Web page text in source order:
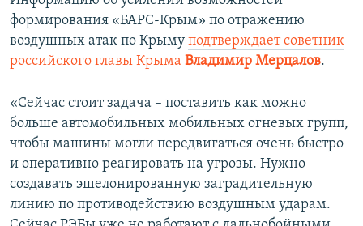
формирования «БАРС-Крым» по отражению
воздушных атак по Крыму подтверждает советник
российского главы Крыма Владимир Мерцалов.
«Сейчас стоит задача – поставить как можно
больше автомобильных мобильных огневых групп,
чтобы машины могли передвигаться очень быстро
и оперативно реагировать на угрозы. Нужно
создавать эшелонированную заградительную
линию по противодействию воздушным ударам.